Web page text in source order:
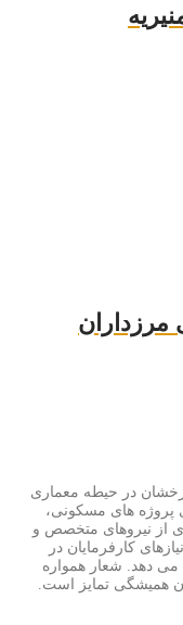
از 12 سال سابقه درخشان در حیطه معماری
های مسکونی،
از نیروهای متخصص و
کارفرمایان در
می دهد. شعار همواره
همیشگی تمایز است.